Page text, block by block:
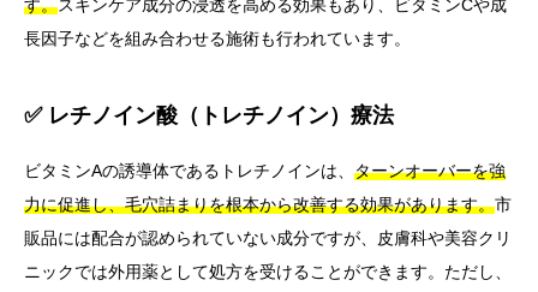
す。スキンケア成分の浸透を高める効果もあり、ビタミンCや成
長因子などを組み合わせる施術も行われています。
✅ レチノイン酸（トレチノイン）療法
ビタミンAの誘導体であるトレチノインは、 ターンオーバーを強
力に促進し、毛穴詰まりを根本から改善する効果があります。市
販品には配合が認められていない成分ですが、皮膚科や美容クリ
ニックでは外用薬として処方を受けることができます。ただし、